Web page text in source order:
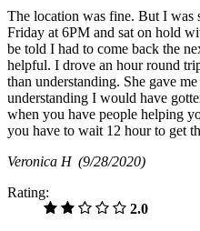
The location was fine. But I was
Friday at 6PM and sat on hold
be told I had to come back the
helpful. I drove an hour round
than understanding. She gave
understanding I would have
when you have people helping
you have to wait 12 hour to get
Veronica H (9/28/2020)
Rating:
2.0